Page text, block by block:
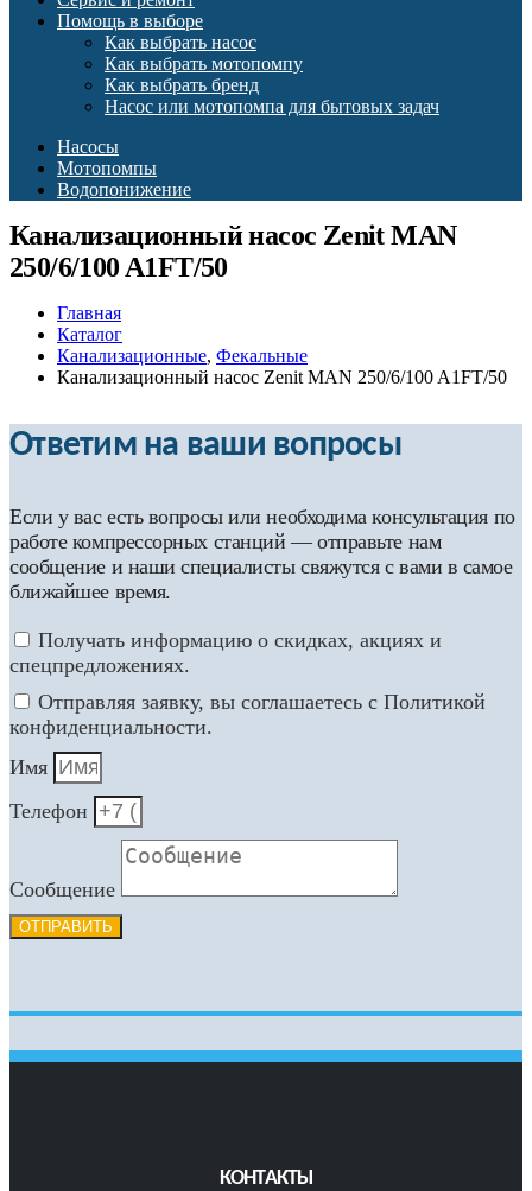
Помощь в выборе
Как выбрать насос
Как выбрать мотопомпу
Как выбрать бренд
Насос или мотопомпа для бытовых задач
Насосы
Мотопомпы
Водопонижение
Канализационный насос Zenit MAN
250/6/100 A1FT/50
Главная
Каталог
Канализационные, Фекальные
Канализационный насос Zenit MAN 250/6/100 A1FT/50
Ответим на ваши вопросы
Если у вас есть вопросы или необходима консультация по
работе компрессорных станций — отправьте нам
сообщение и наши специалисты свяжутся с вами в самое
ближайшее время.
Получать информацию о скидках, акциях и
спецпредложениях.
Отправляя заявку, вы соглашаетесь с Политикой
конфиденциальности.
Имя
Телефон
Сообщение
ОТПРАВИТЬ
КОНТАКТЫ